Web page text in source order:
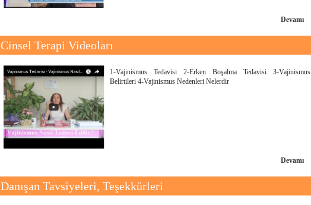
Devamı
Cinsel Terapi Videoları
1-Vajinismus Tedavisi 2-Erken Boşalma Tedavisi 3-Vajinismus
Belirtileri 4-Vajinismus Nedenleri Nelerdir
Devamı
Danışan Tavsiyeleri, Teşekkürleri